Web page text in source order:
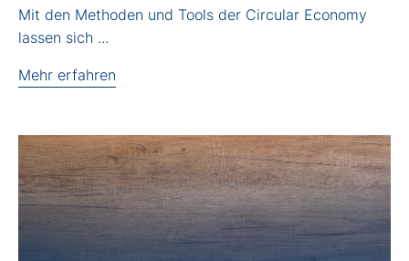
Mit den Methoden und Tools der Circular Economy
lassen sich ...
Mehr erfahren